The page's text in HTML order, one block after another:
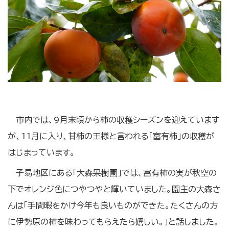
市内では、9月末頃から柿の収穫シーズンを迎えています
が、11月に入り、甘柿の王様と言われる「富有柿」の収穫が
はじまっています。
子易地区にある「大森果樹園」では、富有柿の実が秋空の
下でオレンジ色につやつやと輝いていました。園主の大森さ
んは「手間暇をかけ今年も良いものができた。たくさんの方
に伊勢原の柿を味わってもらえたら嬉しい。」と話しました。